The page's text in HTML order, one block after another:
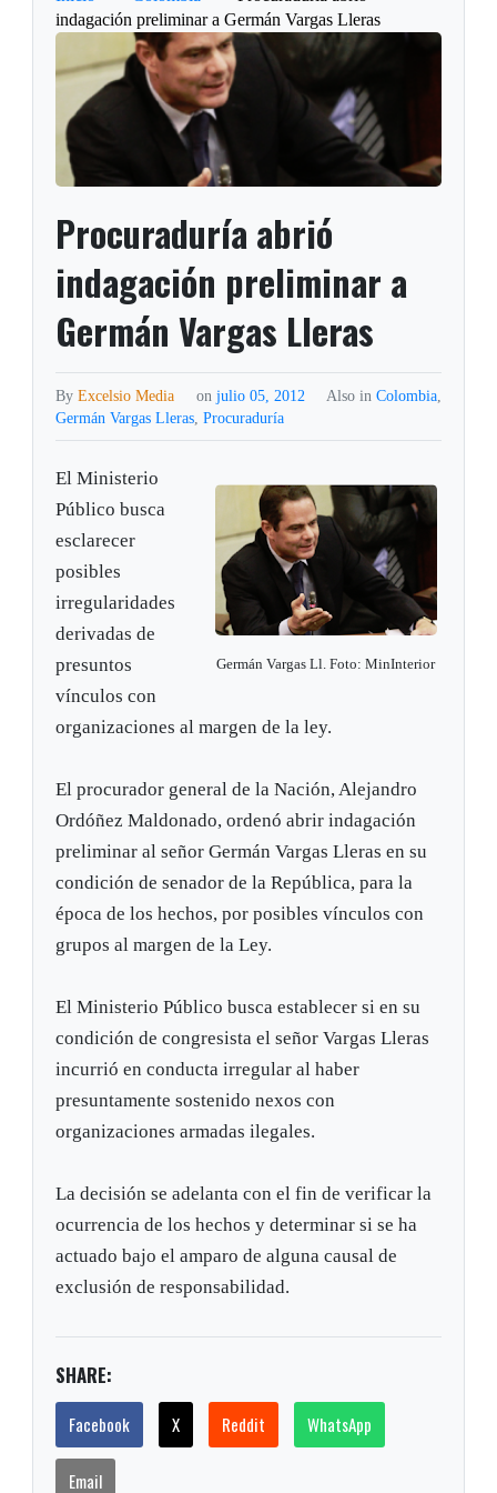
indagación preliminar a Germán Vargas Lleras
Procuraduría abrió
indagación preliminar a
Germán Vargas Lleras
ByExcelsio Media on julio 05, 2012 Also in Colombia,
Germán Vargas Lleras,Procuraduría
Germán Vargas Ll. Foto: MinInterior
El Ministerio
Público busca
esclarecer
posibles
irregularidades
derivadas de
presuntos
vínculos con
organizaciones al margen de la ley.
El procurador general de la Nación, Alejandro
Ordóñez Maldonado, ordenó abrir indagación
preliminar al señor Germán Vargas Lleras en su
condición de senador de la República, para la
época de los hechos, por posibles vínculos con
grupos al margen de la Ley.
El Ministerio Público busca establecer si en su
condición de congresista el señor Vargas Lleras
incurrió en conducta irregular al haber
presuntamente sostenido nexos con
organizaciones armadas ilegales.
La decisión se adelanta con el fin de verificar la
ocurrencia de los hechos y determinar si se ha
actuado bajo el amparo de alguna causal de
exclusión de responsabilidad.
SHARE:
Facebook X Reddit WhatsApp
Email